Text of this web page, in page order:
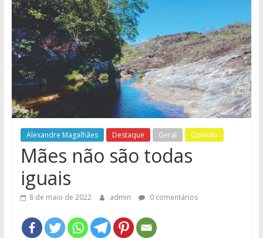
Região
Alexandre Magalhães Destaque Geral Opinião
Mães não são todas
iguais
8 de maio de 2022 admin 0 comentários